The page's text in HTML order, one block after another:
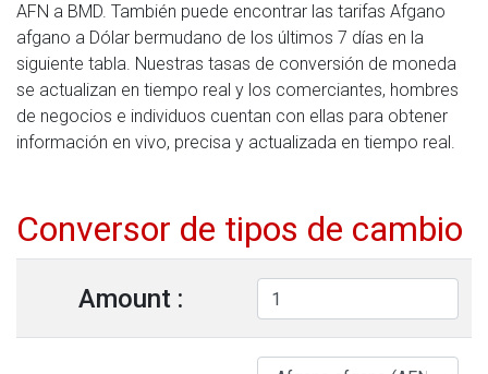
AFN a BMD. También puede encontrar las tarifas Afgano
afgano a Dólar bermudano de los últimos 7 días en la
siguiente tabla. Nuestras tasas de conversión de moneda
se actualizan en tiempo real y los comerciantes, hombres
de negocios e individuos cuentan con ellas para obtener
información en vivo, precisa y actualizada en tiempo real.
Conversor de tipos de cambio
Amount :